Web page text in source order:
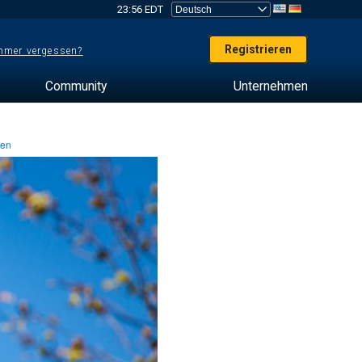
23:56 EDT
vergessen? Registrieren
Community Unternehmen